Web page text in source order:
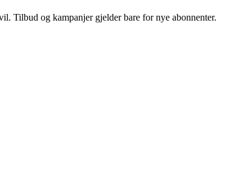
Tilbud og kampanjer gjelder bare for nye abonnenter.